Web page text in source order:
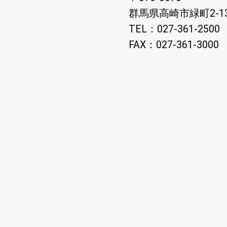
群馬県高崎市緑町2-
TEL：027-361-2500
FAX：027-361-3000